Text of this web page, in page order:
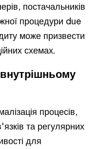
постачальників
процедури due
може призвести
схемах.
процесів,
та регулярних
для